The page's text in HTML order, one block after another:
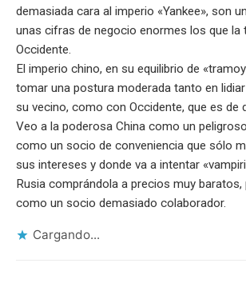
demasiada cara al imperio «Yankee», son
unas cifras de negocio enormes los que la
Occidente.
El imperio chino, en su equilibrio de
tomar una postura moderada tanto en
su vecino, como con Occidente, que es de
Veo a la poderosa China como un
como un socio de conveniencia que sólo
sus intereses y donde va a intentar
Rusia comprándola a precios muy baratos,
como un socio demasiado colaborador.
Cargando...